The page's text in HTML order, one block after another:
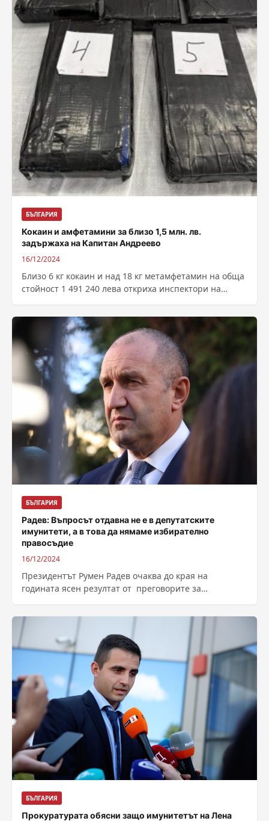
БЪЛГАРИЯ
Кокаин и амфетамини за близо 1,5 млн. лв.
задържаха на Капитан Андреево
16/12/2024
Близо 6 кг кокаин и над 18 кг метамфетамин на обща
стойност 1 491 240 лева откриха инспектори на
БЪЛГАРИЯ
Радев: Въпросът отдавна не е в депутатските
имунитети, а в това да нямаме избирателно
правосъдие
16/12/2024
Президентът Румен Радев очаква до края на
годината ясен резултат от преговорите за
БЪЛГАРИЯ
Прокуратурата обясни защо имунитетът на Лена